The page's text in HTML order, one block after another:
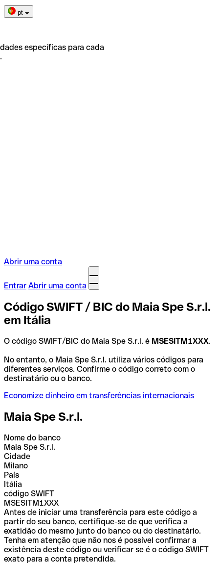
pt
específicas para cada
Abrir uma conta
Entrar Abrir uma conta
Código SWIFT / BIC do Maia Spe S.r.l.
em Itália
O código SWIFT/BIC do Maia Spe S.r.l. é MSESITM1XXX.
No entanto, o Maia Spe S.r.l. utiliza vários códigos para
diferentes serviços. Confirme o código correto com o
destinatário ou o banco.
Economize dinheiro em transferências internacionais
Maia Spe S.r.l.
Nome do banco
Maia Spe S.r.l.
Cidade
Milano
País
Itália
código SWIFT
MSESITM1XXX
Antes de iniciar uma transferência para este código a
partir do seu banco, certifique-se de que verifica a
exatidão do mesmo junto do banco ou do destinatário.
Tenha em atenção que não nos é possível confirmar a
existência deste código ou verificar se é o código SWIFT
exato para a conta pretendida.